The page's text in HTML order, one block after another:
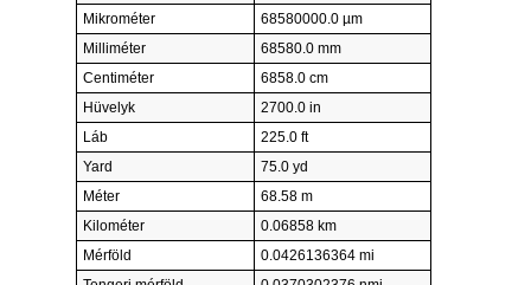
Mikrométer
68580000.0 µm
Milliméter
68580.0 mm
Centiméter
6858.0 cm
Hüvelyk
2700.0 in
Láb
225.0 ft
Yard
75.0 yd
Méter
68.58 m
Kilométer
0.06858 km
Mérföld
0.0426136364 mi